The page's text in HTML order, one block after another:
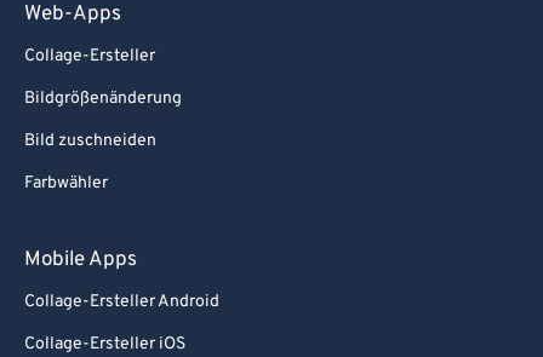
Web-Apps
Collage-Ersteller
Bildgrößenänderung
Bild zuschneiden
Farbwähler
Mobile Apps
Collage-Ersteller Android
Collage-Ersteller iOS